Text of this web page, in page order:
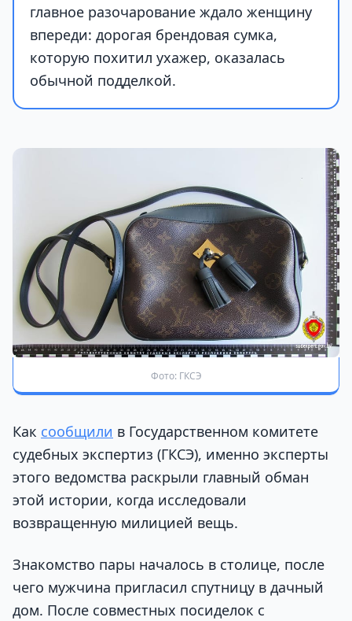
главное разочарование ждало женщину
впереди: дорогая брендовая сумка,
которую похитил ухажер, оказалась
обычной подделкой.
Фото: ГКСЭ
Как сообщили в Государственном комитете
судебных экспертиз (ГКСЭ), именно эксперты
этого ведомства раскрыли главный обман
этой истории, когда исследовали
возвращенную милицией вещь.
Знакомство пары началось в столице, после
чего мужчина пригласил спутницу в дачный
дом. После совместных посиделок с